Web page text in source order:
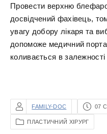
Провести верхню
досвідчений фахівець,
увагу добору лікаря та
допоможе медичний
коливається в
FAMILY-DOC 07
ПЛАСТИЧНИЙ ХІРУРГ